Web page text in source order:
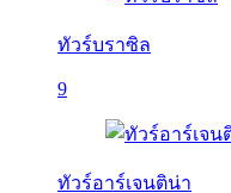
ทัวร์บราซิล
9
ทัวร์อาร์เจนติน่า